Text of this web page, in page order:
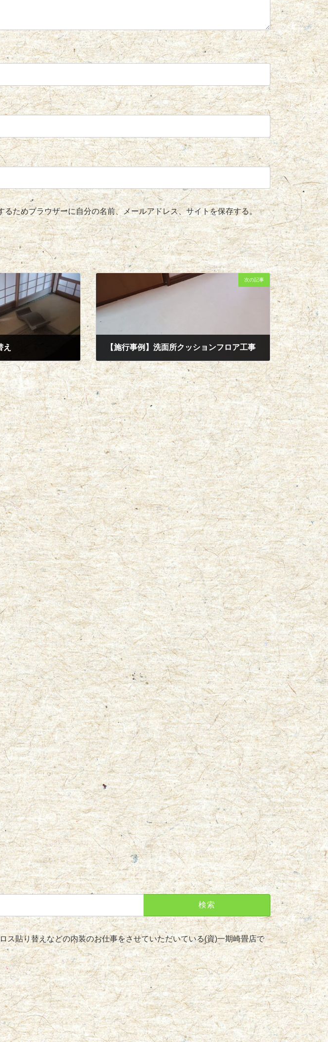
るためブラウザーに自分の名前、メールアドレス、サイトを保存する。
え
次の記事
【施行事例】洗面所クッションフロア工事
2024年12月19日
貼り替えなどの内装のお仕事をさせていただいている(資)一期崎畳店で